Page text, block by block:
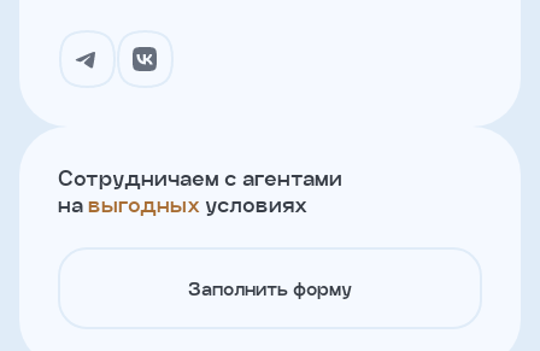
Сотрудничаем с агентами
на выгодных условиях
Заполнить форму